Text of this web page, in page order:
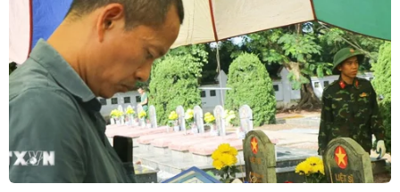
07/08/2026 05:02
Cà Mau quảng bá thương hiệu, kết
nối đầu tư, đưa ngành tôm phát triển
bền vững
07/08/2026 03:04